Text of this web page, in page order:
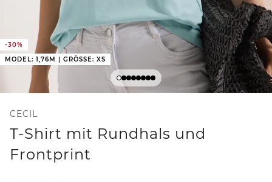
-30%
MODEL: 1,76M | GRÖSSE: XS
CECIL
T-Shirt mit Rundhals und
Frontprint